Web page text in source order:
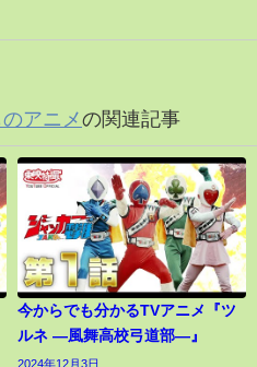
アニメの関連記事
今からでも分かるTVアニメ『ツ
ルネ ―風舞高校弓道部―』
2024年12月3日